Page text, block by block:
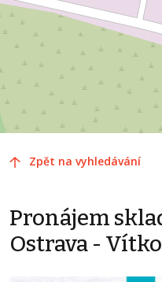
Zpět na vyhledávání
Pronájem
Ostrava -